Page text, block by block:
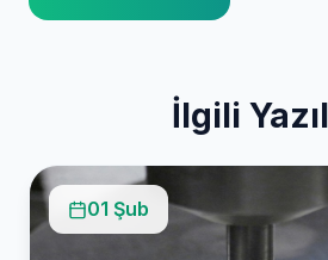
İlgili
01 Şub